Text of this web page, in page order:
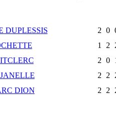
DUPLESSIS 2 0
1 2
2 0
2 2
DION 2 2